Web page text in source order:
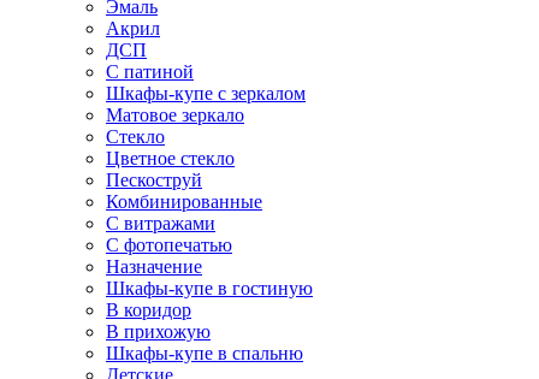
Эмаль
Акрил
ДСП
С патиной
Шкафы-купе с зеркалом
Матовое зеркало
Стекло
Цветное стекло
Пескоструй
Комбинированные
С витражами
С фотопечатью
Назначение
Шкафы-купе в гостиную
В коридор
В прихожую
Шкафы-купе в спальню
Детские